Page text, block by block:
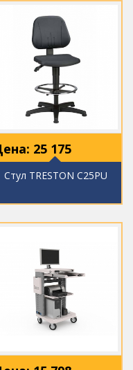
25 175
Стул TRESTON C25PU